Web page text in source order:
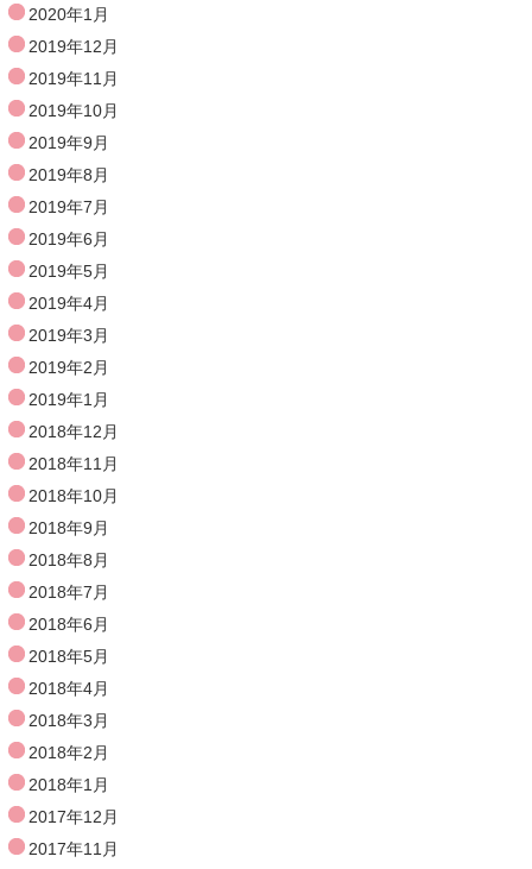
2020年1月
2019年12月
2019年11月
2019年10月
2019年9月
2019年8月
2019年7月
2019年6月
2019年5月
2019年4月
2019年3月
2019年2月
2019年1月
2018年12月
2018年11月
2018年10月
2018年9月
2018年8月
2018年7月
2018年6月
2018年5月
2018年4月
2018年3月
2018年2月
2018年1月
2017年12月
2017年11月